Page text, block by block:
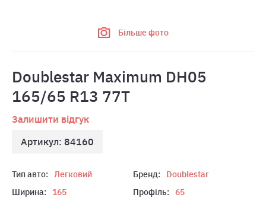
Більше фото
Doublestar Maximum DH05
165/65 R13 77T
Залишити відгук
Артикул: 84160
Тип авто: Легковий Бренд:
Doublestar
Ширина:
165 Профіль:
65